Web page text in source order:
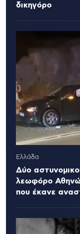
δικηγόρο
Ελλάδα
Δύο
λεωφόρο
που έκανε